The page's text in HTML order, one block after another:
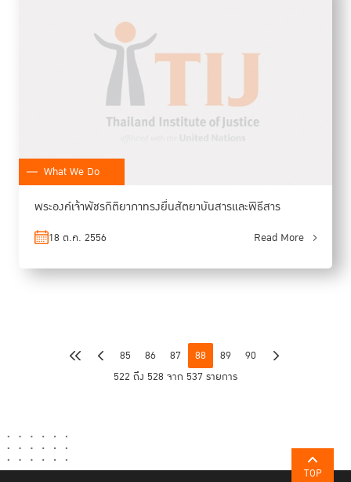
What We Do
พระองค์เจ้าพัชรกิติยาภาทรงยื่นสัตยาบันสารและพิธีสาร
18 ต.ค. 2556 Read More
85 86 87 88 89
90
522 ถึง 528 จาก 537 รายการ
TOP